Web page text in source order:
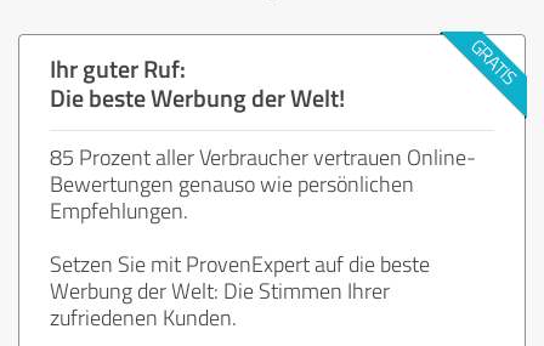
Ihr guter Ruf:
Die beste Werbung der Welt!
85 Prozent aller Verbraucher vertrauen Online-
Bewertungen genauso wie persönlichen
Empfehlungen.
Setzen Sie mit ProvenExpert auf die beste
Werbung der Welt: Die Stimmen Ihrer
zufriedenen Kunden.